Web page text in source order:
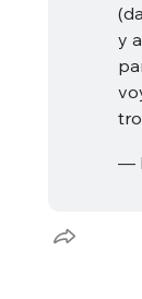
y
—
VOTRE
Que